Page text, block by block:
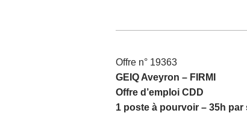
Offre n° 19363
GEIQ Aveyron – FIRMI
Offre d’emploi CDD
1 poste à pourvoir – 35h par